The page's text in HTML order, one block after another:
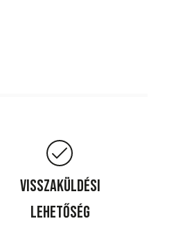
Visszaküldési
lehetőség